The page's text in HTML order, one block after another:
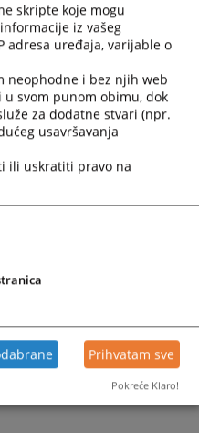
vijesti
skripte koje mogu
iz vašeg
adresa uređaja, varijable o
neophodne i bez njih web
svom punom obimu, dok
za dodatne stvari (npr.
usavršavanja
ili uskratiti pravo na
Prihvatam sve
Pokreće Klaro!